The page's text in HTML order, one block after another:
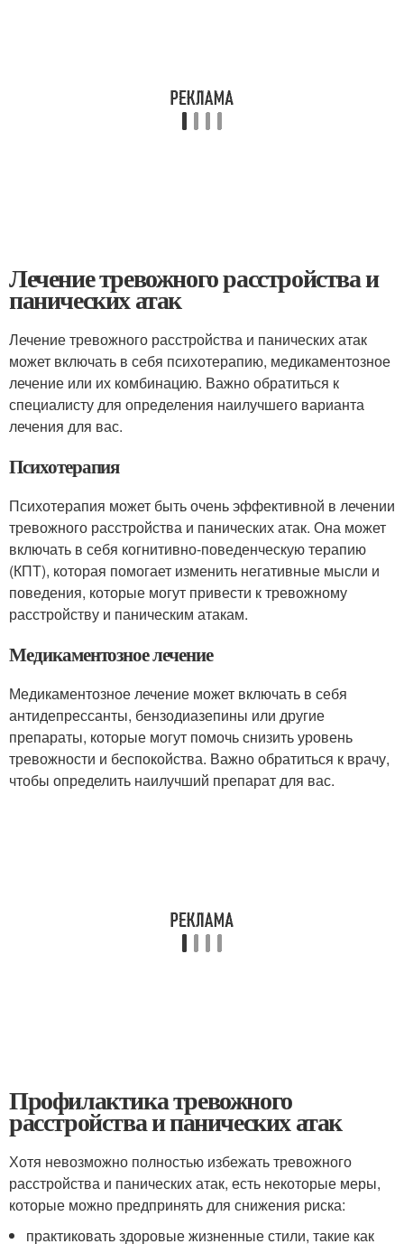
Лечение тревожного расстройства и
панических атак
Лечение тревожного расстройства и панических атак
может включать в себя психотерапию, медикаментозное
лечение или их комбинацию. Важно обратиться к
специалисту для определения наилучшего варианта
лечения для вас.
Психотерапия
Психотерапия может быть очень эффективной в лечении
тревожного расстройства и панических атак. Она может
включать в себя когнитивно-поведенческую терапию
(КПТ), которая помогает изменить негативные мысли и
поведения, которые могут привести к тревожному
расстройству и паническим атакам.
Медикаментозное лечение
Медикаментозное лечение может включать в себя
антидепрессанты, бензодиазепины или другие
препараты, которые могут помочь снизить уровень
тревожности и беспокойства. Важно обратиться к врачу,
чтобы определить наилучший препарат для вас.
Профилактика тревожного
расстройства и панических атак
Хотя невозможно полностью избежать тревожного
расстройства и панических атак, есть некоторые меры,
которые можно предпринять для снижения риска:
практиковать здоровые жизненные стили, такие как